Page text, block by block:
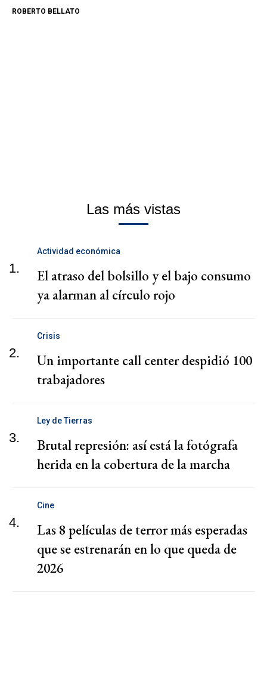
ROBERTO BELLATO
Las más vistas
1.
Actividad económica
El atraso del bolsillo y el bajo consumo
ya alarman al círculo rojo
2.
Crisis
Un importante call center despidió 100
trabajadores
3.
Ley de Tierras
Brutal represión: así está la fotógrafa
herida en la cobertura de la marcha
4.
Cine
Las 8 películas de terror más esperadas
que se estrenarán en lo que queda de
2026